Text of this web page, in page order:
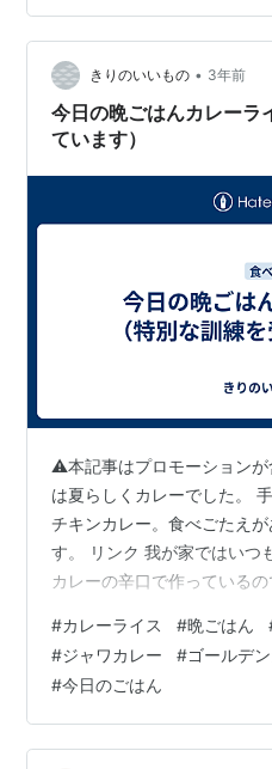
ぷり効かせるスタミナ特化
ていえばにんにくなしのほ
す。にんにくなしでチキンカ
きりのいいもの • 3年前
今日の晩ごはんカレーラ
ています）
⚠本記事はプロモーション
は夏らしくカレーでした。
チキンカレー。食べごたえ
す。 リンク 我が家ではいつ
カレーの辛口で作っている
ンク 一人暮らし時代はあれ
いたのに、全く辛さを感じ
のものは美味しかったのです
きは大概辛さでヒィヒィ言
ほうが勝って、甘いはずの
#カレーライス #晩ごはん
#ジャワカレー #ゴールデ
#今日のごはん